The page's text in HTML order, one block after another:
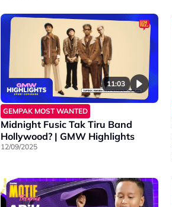
11:03
GEMPAK MOST WANTED
Midnight Fusic Tak Tiru Band
Hollywood? | GMW Highlights
12/09/2025